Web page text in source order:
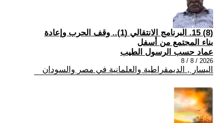
(8) 15. البرنامج الانتقالي (1).. وقف الحرب وإعادة
بناء المجتمع من أسفل
عماد حسب الرسول الطيب
2026 / 8 / 8
اليسار , الديمقراطية والعلمانية في مصر والسودان